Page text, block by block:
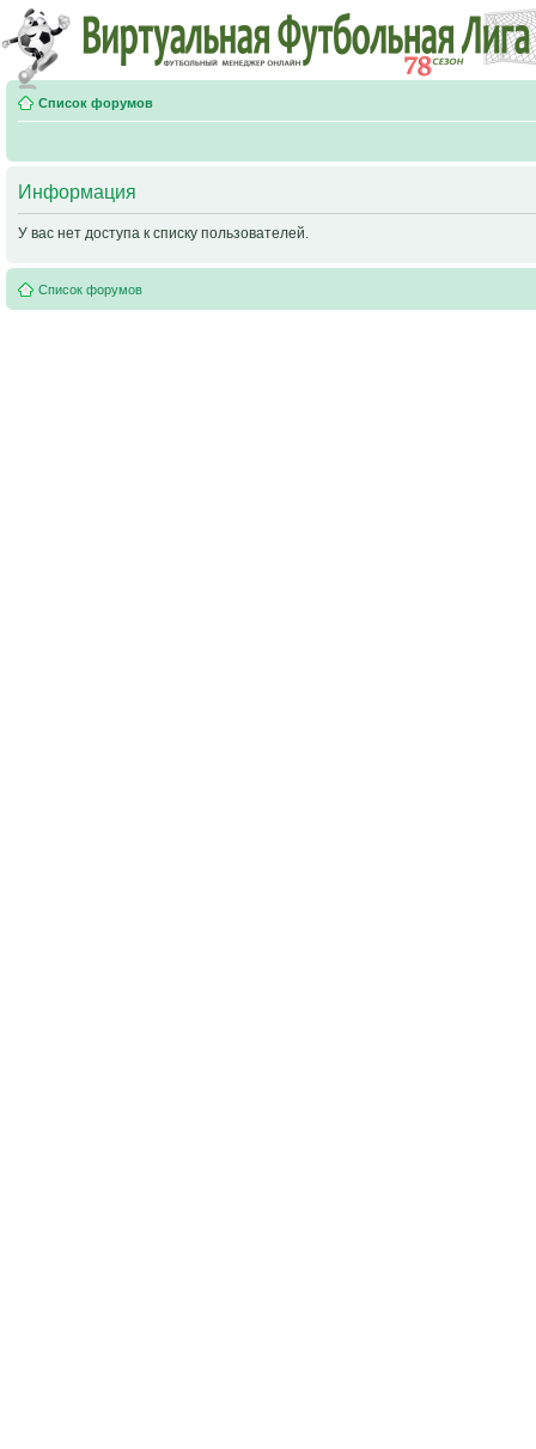
Список форумов
Информация
У вас нет доступа к списку пользователей.
Список форумов